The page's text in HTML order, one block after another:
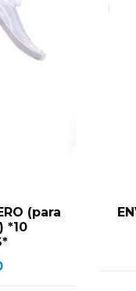
(para
*10